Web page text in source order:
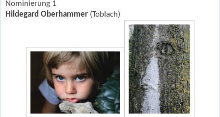
Nominierung 1
Hildegard Oberhammer (Toblach)